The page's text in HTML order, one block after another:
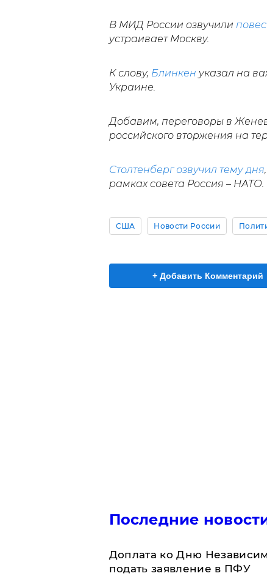
В МИД России озвучили
устраивает Москву.
К слову, Блинкен указал на
Украине.
Добавим, переговоры в
российского вторжения на
Столтенберг озвучил тему дня
рамках совета Россия – НАТО.
США Новости России
+ Добавить Комментарий
Последние
Доплата ко Дню
подать заявление в ПФУ